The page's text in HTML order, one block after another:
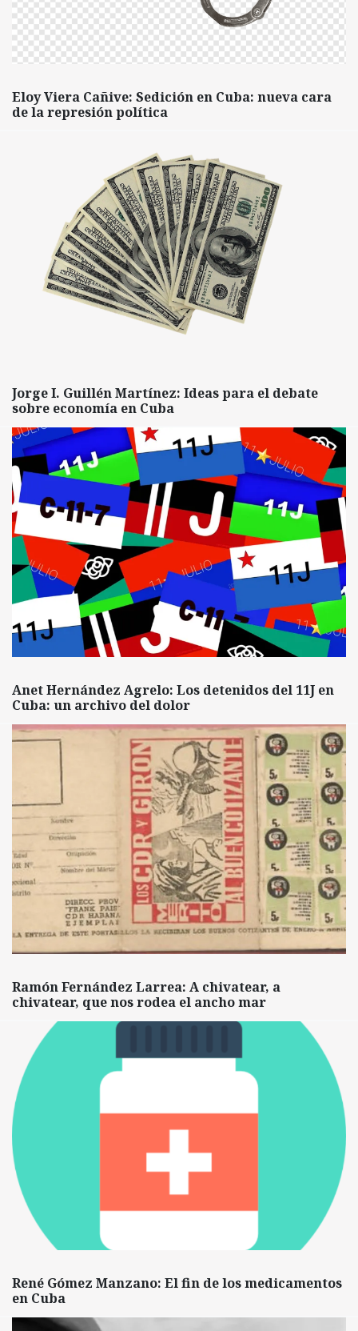
Eloy Viera Cañive: Sedición en Cuba: nueva cara
de la represión política
Jorge I. Guillén Martínez: Ideas para el debate
sobre economía en Cuba
Anet Hernández Agrelo: Los detenidos del 11J en
Cuba: un archivo del dolor
Ramón Fernández Larrea: A chivatear, a
chivatear, que nos rodea el ancho mar
René Gómez Manzano: El fin de los medicamentos
en Cuba